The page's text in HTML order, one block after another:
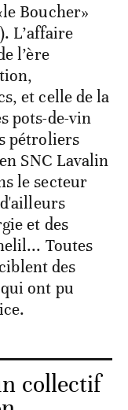
Boucher»
L’affaire
l’ère
et celle de la
pots-de-vin
pétroliers
SNC Lavalin
le secteur
et des
Toutes
des
ont pu
collectif